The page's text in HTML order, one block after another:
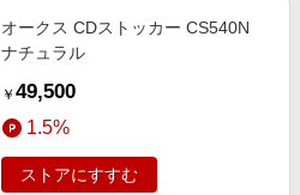
オークス CDストッカー CS540N
ナチュラル
￥ 49,500
1.5%
ストアにすすむ